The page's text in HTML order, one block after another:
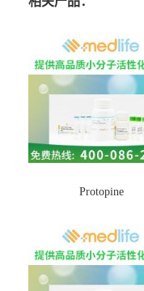
Protopine